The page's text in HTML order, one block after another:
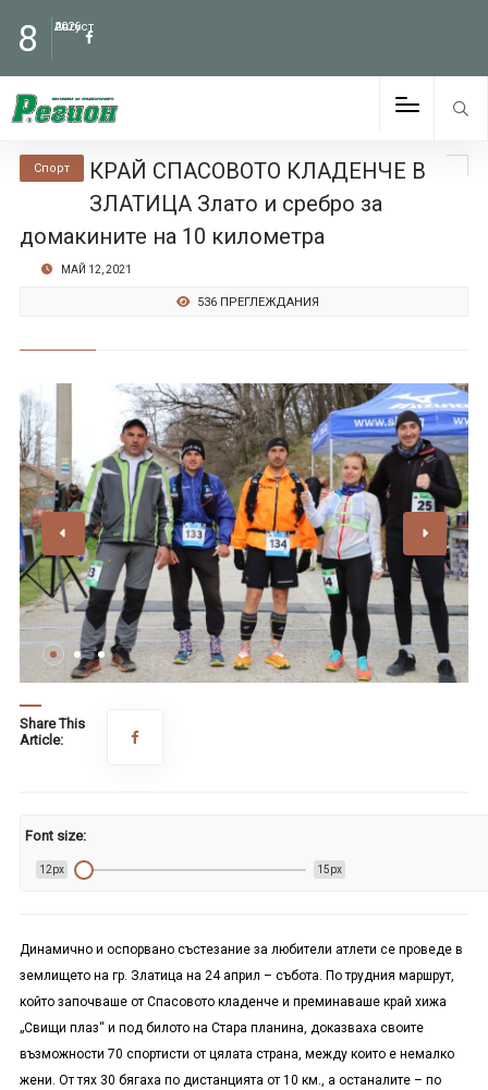
8 Август
2026
Спорт
КРАЙ СПАСОВОТО КЛАДЕНЧЕ В
ЗЛАТИЦА Злато и сребро за
домакините на 10 километра
МАЙ 12, 2021
536 ПРЕГЛЕЖДАНИЯ
Share This
Article:
Font size:
12px 15px
Динамично и оспорвано състезание за любители атлети се проведе в
землището на гр. Златица на 24 април – събота. По трудния маршрут,
който започваше от Спасовото кладенче и преминаваше край хижа
„Свищи плаз“ и под билото на Стара планина, доказваха своите
възможности 70 спортисти от цялата страна, между които е немалко
жени. От тях 30 бягаха по дистанцията от 10 км., а останалите – по